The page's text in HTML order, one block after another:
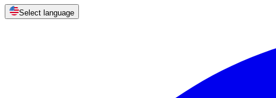
Select language